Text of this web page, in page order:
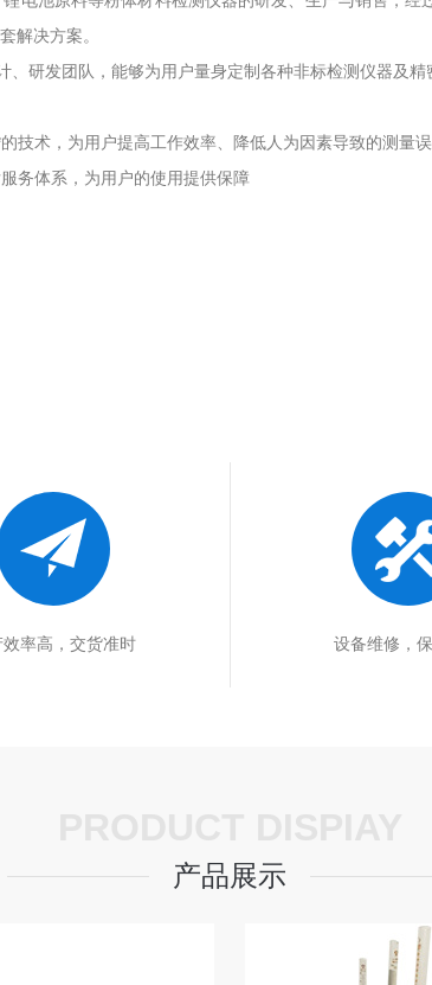
解决方案。
研发团队，能够为用户量身定制各种非标检测仪器及
术，为用户提高工作效率、降低人为因素导致的测量误
务体系，为用户的使用提供保障
效率高，交货准时 设备维修，
产品展示